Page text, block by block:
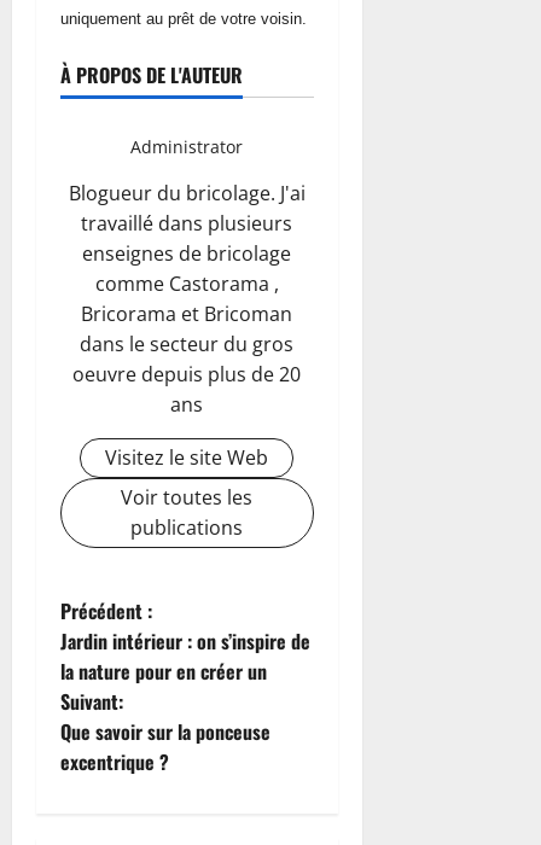
uniquement au prêt de votre voisin.
À PROPOS DE L'AUTEUR
Administrator
Blogueur du bricolage. J'ai
travaillé dans plusieurs
enseignes de bricolage
comme Castorama ,
Bricorama et Bricoman
dans le secteur du gros
oeuvre depuis plus de 20
ans
Visitez le site Web
Voir toutes les
publications
N
a
v
i
Précédent :
Jardin intérieur : on s’inspire de
la nature pour en créer un
Suivant:
Que savoir sur la ponceuse
excentrique ?